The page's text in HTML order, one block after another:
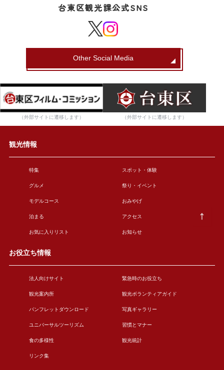
台東区観光課公式SNS
Other Social Media
（外部サイトに遷移します） （外部サイトに遷移します）
観光情報
特集 スポット・体験
グルメ 祭り・イベント
モデルコース おみやげ
泊まる アクセス
お気に入りリスト お知らせ
お役立ち情報
法人向けサイト 緊急時のお役立ち
観光案内所 観光ボランティアガイド
パンフレットダウンロード 写真ギャラリー
ユニバーサルツーリズム 習慣とマナー
食の多様性 観光統計
リンク集